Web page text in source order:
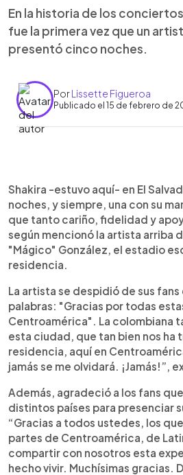
En la historia de los
fue la primera vez que un
presentó cinco noches.
PorLissette Figueroa
Publicado el 15 de febrero de
Escuchar artículo
Shakira hizo historia en El
cinco noches consecutivas en
González, marcando un hito
país. La artista agradeció a su
centroamericana” por el
prometiendo no olvidar esta
que también impulsó el
local. Con un repertorio de 25
vestuarios y momentos
conectó con varias
recordó su primera visita en
años de vínculo con el público
Shakira -estuvo aquí- en El
noches, y siempre, una con su
que tanto cariño, fidelidad y
según mencionó la artista arriba
"Mágico" González, el estadio
residencia.
La artista se despidió de sus
palabras: "Gracias por todas
Centroamérica". La colombiana
esta ciudad, que tan bien nos ha
residencia, aquí en
jamás se me olvidará. ¡Jamás!”,
Además, agradeció a los fans
distintos países para presenciar
“Gracias a todos ustedes, los
partes de Centroamérica, de
compartir con nosotros esta
hecho vivir. Muchísimas gracias.